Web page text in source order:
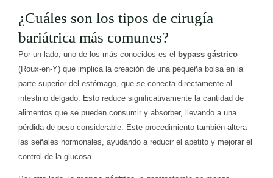
¿Cuáles son los tipos de cirugía
bariátrica más comunes?
Por un lado, uno de los más conocidos es el bypass gástrico
(Roux-en-Y) que implica la creación de una pequeña bolsa en la
parte superior del estómago, que se conecta directamente al
intestino delgado. Esto reduce significativamente la cantidad de
alimentos que se pueden consumir y absorber, llevando a una
pérdida de peso considerable. Este procedimiento también altera
las señales hormonales, ayudando a reducir el apetito y mejorar el
control de la glucosa.